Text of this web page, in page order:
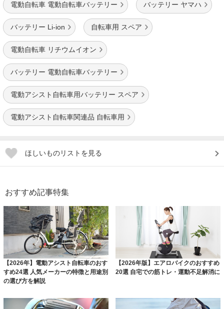
電動自転車 電動自転車バッテリー バッテリー ヤマハ
バッテリー Li-ion 自転車用 スペア
電動自転車 リチウムイオン
バッテリー 電動自転車バッテリー
電動アシスト自転車用バッテリー スペア
電動アシスト自転車関連品 自転車用
ほしいものリストを見る
おすすめ記事特集
【2026年】電動アシスト自転車のおす
すめ24選 人気メーカーの特徴と用途別
の選び方を解説
【2026年版】エアロバイクのおすすめ
20選 自宅での筋トレ・運動不足解消に